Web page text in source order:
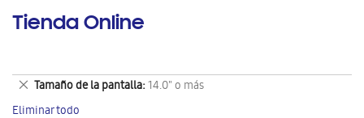
Tienda Online
Tamaño de la pantalla 14.0" o más
Eliminar
este
Eliminar todo